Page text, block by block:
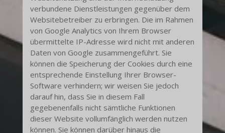
verbundene Dienstleistungen gegenüber dem
Websitebetreiber zu erbringen. Die im Rahmen
von Google Analytics von Ihrem Browser
übermittelte IP-Adresse wird nicht mit anderen
Daten von Google zusammengeführt. Sie
können die Speicherung der Cookies durch eine
entsprechende Einstellung Ihrer Browser-
Software verhindern; wir weisen Sie jedoch
darauf hin, dass Sie in diesem Fall
gegebenenfalls nicht sämtliche Funktionen
dieser Website vollumfänglich werden nutzen
können. Sie können darüber hinaus die